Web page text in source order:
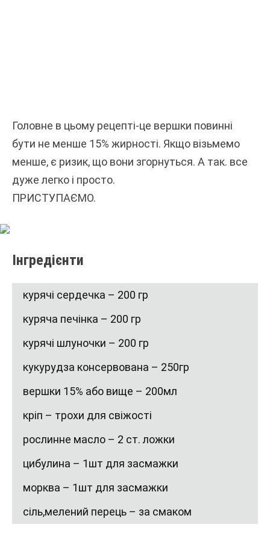
Головне в цьому рецепті-це вершки повинні
бути не менше 15% жирності. Якщо візьмемо
менше, є ризик, що вони згорнуться. А так. все
дуже легко і просто.
ПРИСТУПАЄМО.
Інгредієнти
курячі сердечка – 200 гр
куряча печінка – 200 гр
курячі шлуночки – 200 гр
кукурудза консервована – 250гр
вершки 15% або вище – 200мл
кріп – трохи для свіжості
рослинне масло – 2 ст. ложки
цибулина – 1шт для засмажки
морква – 1шт для засмажки
сіль,мелений перець – за смаком